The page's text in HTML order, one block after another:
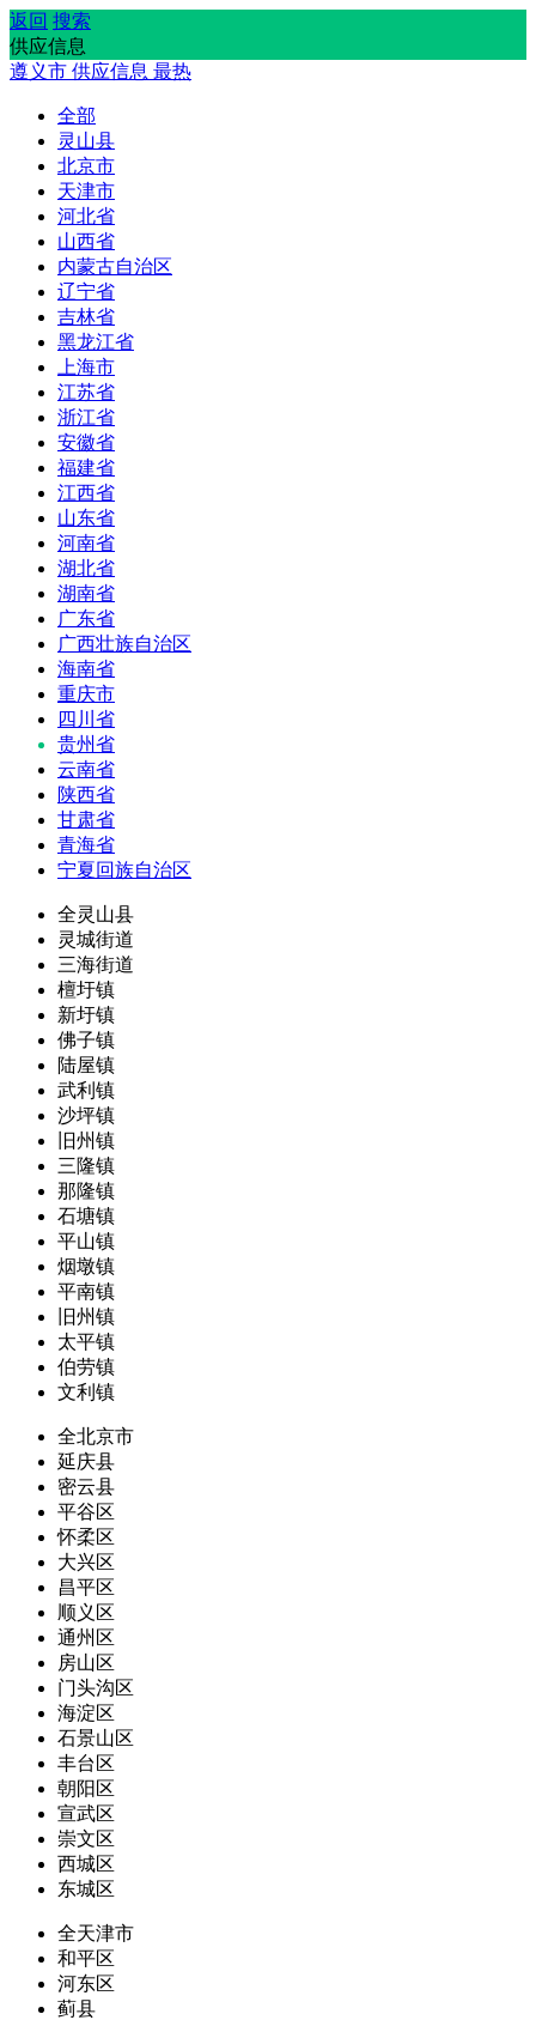
返回 搜索
供应信息
遵义市 供应信息 最热
全部
灵山县
北京市
天津市
河北省
山西省
内蒙古自治区
辽宁省
吉林省
黑龙江省
上海市
江苏省
浙江省
安徽省
福建省
江西省
山东省
河南省
湖北省
湖南省
广东省
广西壮族自治区
海南省
重庆市
四川省
贵州省
云南省
陕西省
甘肃省
青海省
宁夏回族自治区
全灵山县
灵城街道
三海街道
檀圩镇
新圩镇
佛子镇
陆屋镇
武利镇
沙坪镇
旧州镇
三隆镇
那隆镇
石塘镇
平山镇
烟墩镇
平南镇
旧州镇
太平镇
伯劳镇
文利镇
全北京市
延庆县
密云县
平谷区
怀柔区
大兴区
昌平区
顺义区
通州区
房山区
门头沟区
海淀区
石景山区
丰台区
朝阳区
宣武区
崇文区
西城区
东城区
全天津市
和平区
河东区
蓟县